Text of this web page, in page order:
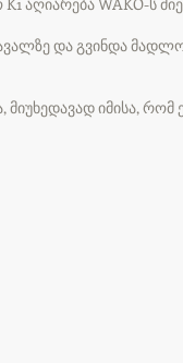
და გვინდა
მიუხედავად იმისა,